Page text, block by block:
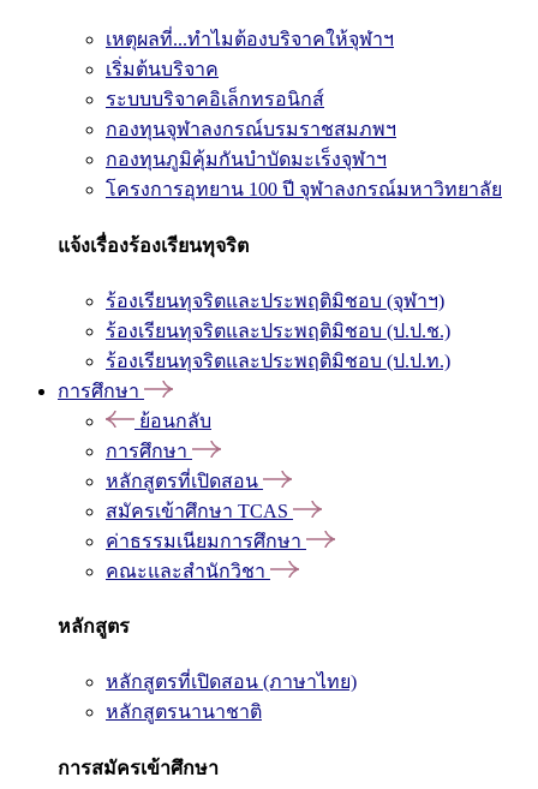
เหตุผลที่...ทำไมต้องบริจาคให้จุฬาฯ
เริ่มต้นบริจาค
ระบบบริจาคอิเล็กทรอนิกส์
กองทุนจุฬาลงกรณ์บรมราชสมภพฯ
กองทุนภูมิคุ้มกันบำบัดมะเร็งจุฬาฯ
โครงการอุทยาน 100 ปี จุฬาลงกรณ์มหาวิทยาลัย
แจ้งเรื่องร้องเรียนทุจริต
ร้องเรียนทุจริตและประพฤติมิชอบ (จุฬาฯ)
ร้องเรียนทุจริตและประพฤติมิชอบ (ป.ป.ช.)
ร้องเรียนทุจริตและประพฤติมิชอบ (ป.ป.ท.)
การศึกษา
ย้อนกลับ
การศึกษา
หลักสูตรที่เปิดสอน
สมัครเข้าศึกษา TCAS
ค่าธรรมเนียมการศึกษา
คณะและสำนักวิชา
หลักสูตร
หลักสูตรที่เปิดสอน (ภาษาไทย)
หลักสูตรนานาชาติ
การสมัครเข้าศึกษา